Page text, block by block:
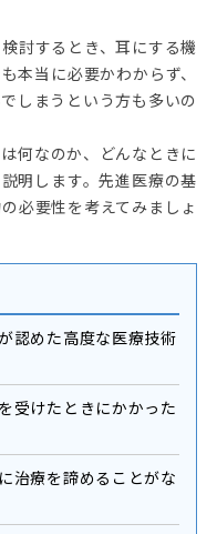
討するとき、耳にする機
本当に必要かわからず、
しまうという方も多いの
何なのか、どんなときに
明します。先進医療の基
必要性を考えてみましょ
認めた高度な医療技術
受けたときにかかった
治療を諦めることがな